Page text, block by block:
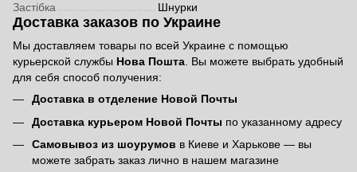
Застібка Шнурки
Доставка заказов по Украине
Мы доставляем товары по всей Украине с помощью
курьерской службы Нова Пошта. Вы можете выбрать удобный
для себя способ получения:
Доставка в отделение Новой Почты
Доставка курьером Новой Почты по указанному адресу
Самовывоз из шоурумов в Киеве и Харькове — вы
можете забрать заказ лично в нашем магазине